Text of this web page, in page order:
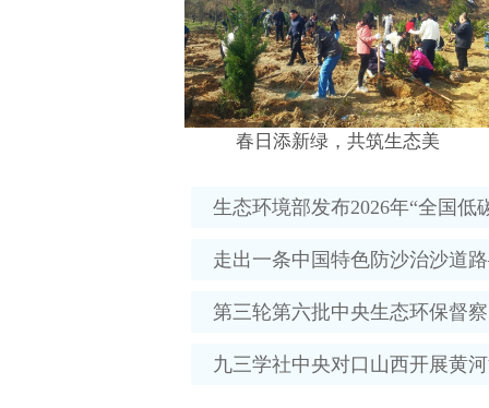
春日添新绿，共筑生态美
生态环境部发布2026年“全国低
走出一条中国特色防沙治沙道
第三轮第六批中央生态环保督
九三学社中央对口山西开展黄